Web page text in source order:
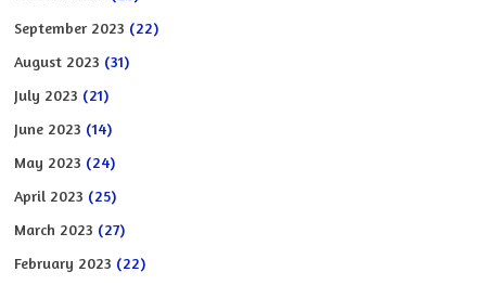
September 2023 (22)
August 2023 (31)
July 2023 (21)
June 2023 (14)
May 2023 (24)
April 2023 (25)
March 2023 (27)
February 2023 (22)